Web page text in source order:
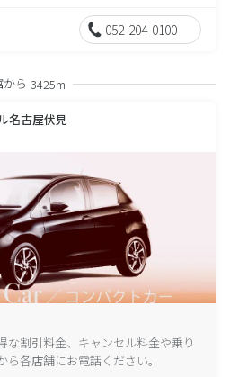
052-204-0100
ら 3425m
名古屋伏見
な割引料金、キャンセル料金や乗り
各店舗にお電話ください。